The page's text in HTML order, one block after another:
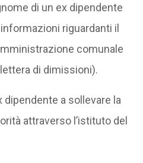
di un ex dipendente
riguardanti il
comunale
di dimissioni).
dipendente a sollevare la
attraverso l’istituto del